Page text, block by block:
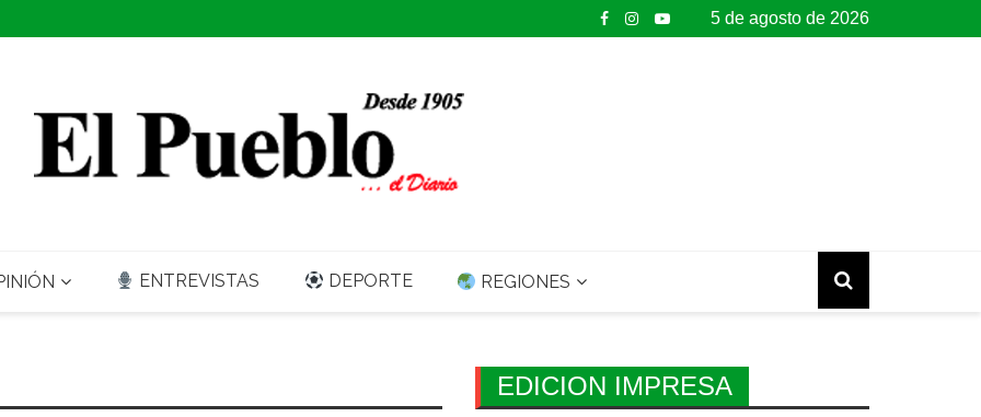
5 de agosto de 2026
ENTREVISTAS DEPORTE REGIONES
EDICION IMPRESA